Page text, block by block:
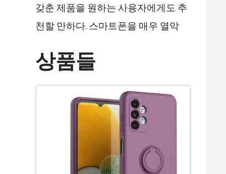
갖춘 제품을 원하는 사용자에게도 추
천할 만하다. 스마트폰을 매우 열악
상품들